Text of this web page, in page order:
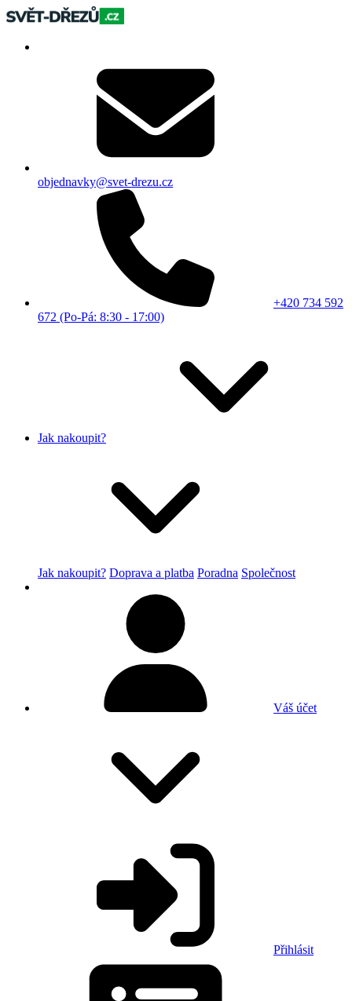
objednavky@svet-drezu.cz
+420 734 592
672 (Po-Pá: 8:30 - 17:00)
Jak nakoupit?
Jak nakoupit? Doprava a platba Poradna Společnost
Váš účet
Přihlásit